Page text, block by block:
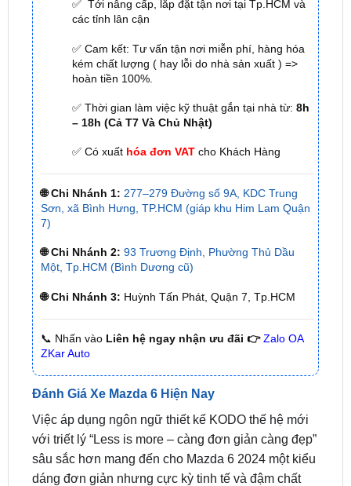
✅ Cam kết: Tư vấn tận nơi miễn phí, hàng hóa
kém chất lượng ( hay lỗi do nhà sản xuất ) =>
✅ Thời gian làm việc kỹ thuật gắn tại nhà từ:8h
– 18h (Cả T7 Và Chủ Nhật)
✅ Có xuấthóa đơn VATcho Khách Hàng
🌐 Chi Nhánh 1: 277–279 Đường số 9A, KDC Trung
🌐 Chi Nhánh 2: 93 Trương Định, Phường Thủ Dầu
Một, Tp.HCM (Bình Dương cũ)
🌐 Chi Nhánh 3: Huỳnh Tấn Phát, Quận 7, Tp.HCM
📞 Nhấn vàoLiên hệ ngay nhận ưu đãi 👉 Zalo OA
Đánh Giá Xe Mazda 6 Hiện Nay
Việc áp dụng ngôn ngữ thiết kế KODO thế hệ mới
với triết lý “Less is more – càng đơn giản càng đẹp”
sâu sắc hơn mang đến cho Mazda 6 2024 một kiểu
dáng đơn giản nhưng cực kỳ tinh tế và đậm chất
nghệ thuật. Cùng phong cách với “đàn em” Mazda
3, Mazda 6 lược bỏ gần như mọi chi tiết trang trí